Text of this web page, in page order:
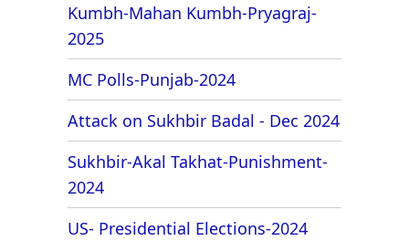
Kumbh-Mahan Kumbh-Pryagraj-
2025
MC Polls-Punjab-2024
Attack on Sukhbir Badal - Dec 2024
Sukhbir-Akal Takhat-Punishment-
2024
US- Presidential Elections-2024